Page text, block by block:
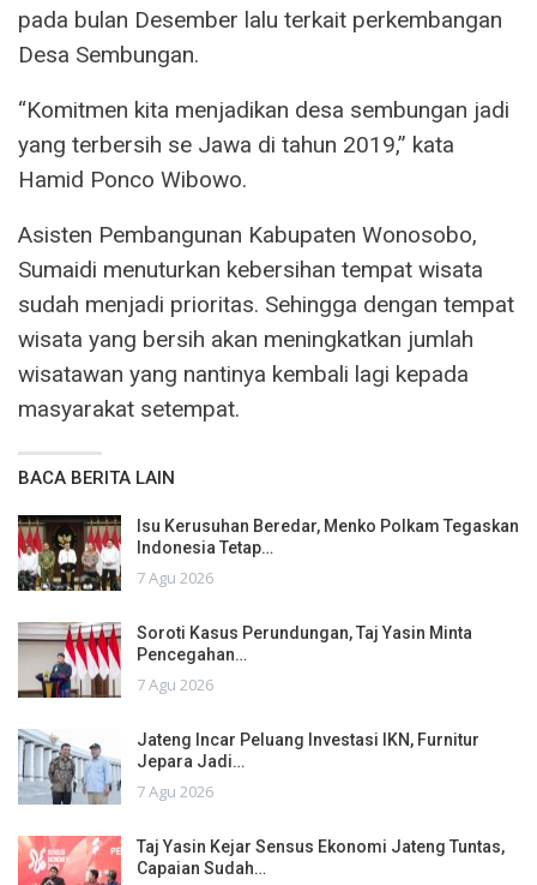
pada bulan Desember lalu terkait perkembangan
Desa Sembungan.
“Komitmen kita menjadikan desa sembungan jadi
yang terbersih se Jawa di tahun 2019,” kata
Hamid Ponco Wibowo.
Asisten Pembangunan Kabupaten Wonosobo,
Sumaidi menuturkan kebersihan tempat wisata
sudah menjadi prioritas. Sehingga dengan tempat
wisata yang bersih akan meningkatkan jumlah
wisatawan yang nantinya kembali lagi kepada
masyarakat setempat.
BACA BERITA LAIN
Isu Kerusuhan Beredar, Menko Polkam Tegaskan
Indonesia Tetap…
7 Agu 2026
Soroti Kasus Perundungan, Taj Yasin Minta
Pencegahan…
7 Agu 2026
Jateng Incar Peluang Investasi IKN, Furnitur
Jepara Jadi…
7 Agu 2026
Taj Yasin Kejar Sensus Ekonomi Jateng Tuntas,
Capaian Sudah…